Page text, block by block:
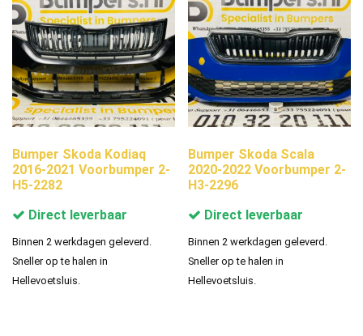
Bumper Skoda Kodiaq
2016-2021 Voorbumper 2-
H5-2282
Direct leverbaar
Binnen 2 werkdagen geleverd.
Sneller op te halen in
Hellevoetsluis.
Bumper Skoda Scala
2020-2022 Voorbumper 2-
H3-2296
Direct leverbaar
Binnen 2 werkdagen geleverd.
Sneller op te halen in
Hellevoetsluis.